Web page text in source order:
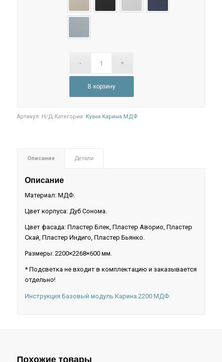
В корзину
Артикул: Н/Д Категория: Кухня Карина МДФ
Описание Детали
Описание
Материал: МДФ.
Цвет корпуса: Дуб Сонома.
Цвет фасада: Пластер Блек, Пластер Аворио, Пластер
Скай, Пластер Индиго, Пластер Бьянко.
Размеры: 2200×2268×600 мм.
* Подсветка не входит в комплектацию и заказывается
отдельно!
Инструкция Базовый модуль Карина 2200 МДФ
Похожие товары